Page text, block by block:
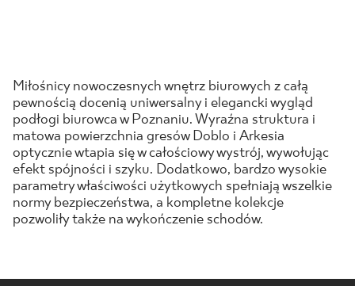
Miłośnicy nowoczesnych wnętrz biurowych z całą
pewnością docenią uniwersalny i elegancki wygląd
podłogi biurowca w Poznaniu. Wyraźna struktura i
matowa powierzchnia gresów Doblo i Arkesia
optycznie wtapia się w całościowy wystrój, wywołując
efekt spójności i szyku. Dodatkowo, bardzo wysokie
parametry właściwości użytkowych spełniają wszelkie
normy bezpieczeństwa, a kompletne kolekcje
pozwoliły także na wykończenie schodów.